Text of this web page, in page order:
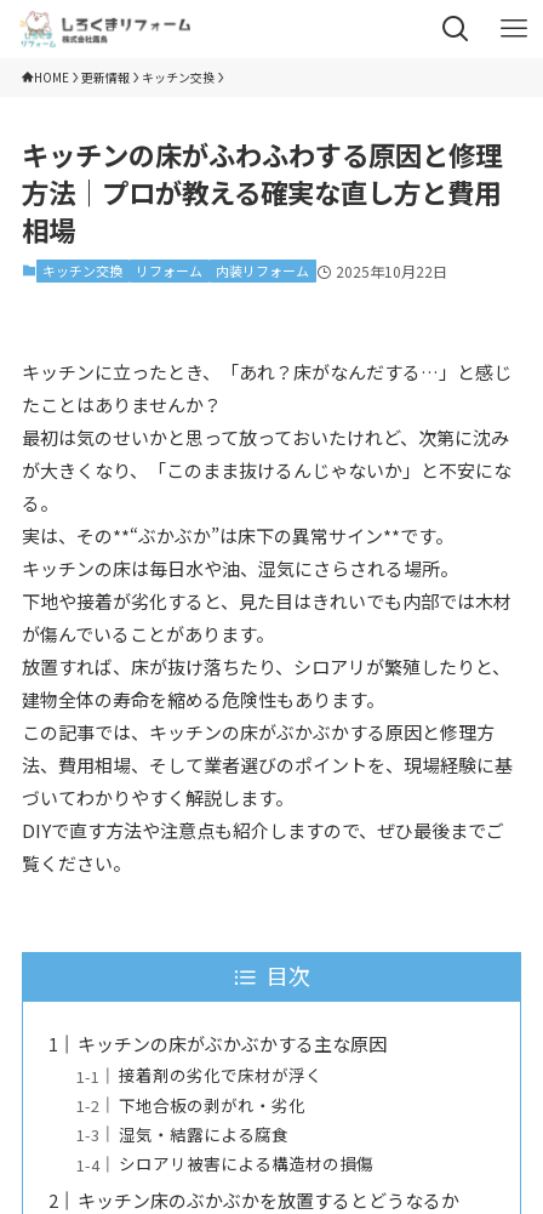
HOME 更新情報 キッチン交換
キッチンの床がふわふわする原因と修理
方法｜プロが教える確実な直し方と費用
相場
キッチン交換 リフォーム 内装リフォーム 2025年10月22日
キッチンに立ったとき、「あれ？床がなんだする…」と感じ
たことはありませんか？
最初は気のせいかと思って放っておいたけれど、次第に沈み
が大きくなり、「このまま抜けるんじゃないか」と不安にな
る。
実は、その**“ぶかぶか”は床下の異常サイン**です。
キッチンの床は毎日水や油、湿気にさらされる場所。
下地や接着が劣化すると、見た目はきれいでも内部では木材
が傷んでいることがあります。
放置すれば、床が抜け落ちたり、シロアリが繁殖したりと、
建物全体の寿命を縮める危険性もあります。
この記事では、キッチンの床がぶかぶかする原因と修理方
法、費用相場、そして業者選びのポイントを、現場経験に基
づいてわかりやすく解説します。
DIYで直す方法や注意点も紹介しますので、ぜひ最後までご
覧ください。
目次
キッチンの床がぶかぶかする主な原因
接着剤の劣化で床材が浮く
下地合板の剥がれ・劣化
湿気・結露による腐食
シロアリ被害による構造材の損傷
キッチン床のぶかぶかを放置するとどうなるか